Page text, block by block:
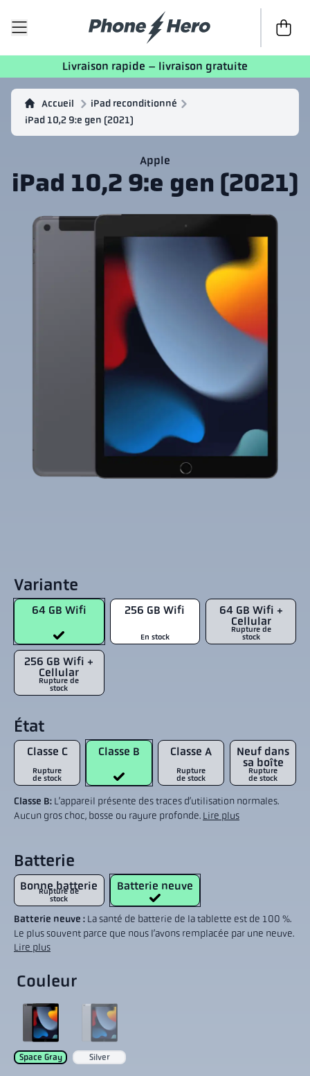
Passer
Livraison rapide – livraison gratuite
Accueil
iPad reconditionné
iPad 10,2 9:e gen (2021)
Apple
iPad 10,2 9:e gen (2021)
Variante
64 GB Wifi 256 GB Wifi
En stock
64 GB Wifi +
Cellular
Rupture de
stock
256 GB Wifi +
Cellular
Rupture de
stock
État
Classe C
Rupture
de stock
Classe B Classe A
Rupture
de stock
Neuf dans
sa boîte
Rupture
de stock
Classe B: L’appareil présente des traces d’utilisation normales.
Aucun gros choc, bosse ou rayure profonde. Lire plus
Batterie
Bonne batterie
Rupture de
stock
Batterie neuve
Batterie neuve : La santé de batterie de la tablette est de 100 %.
Le plus souvent parce que nous l’avons remplacée par une neuve.
Lire plus
Couleur
Space Gray Silver